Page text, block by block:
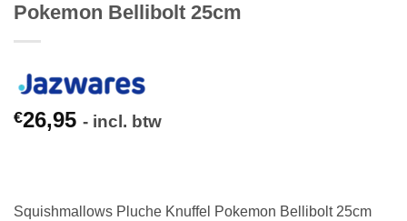
Pokemon Bellibolt 25cm
€26,95 - incl. btw
Squishmallows Pluche Knuffel Pokemon Bellibolt 25cm